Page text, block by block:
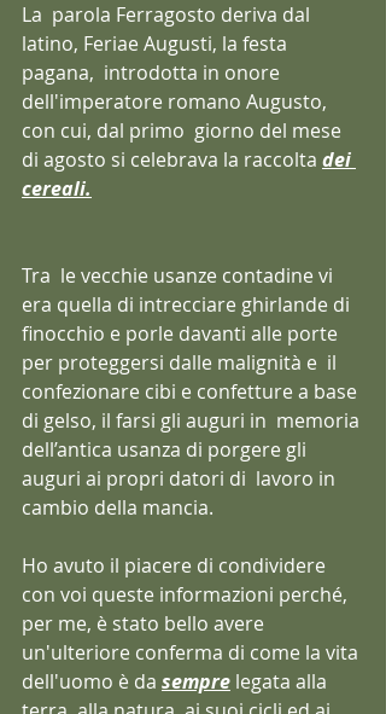
La  parola Ferragosto deriva dal
latino, Feriae Augusti, la festa
pagana,  introdotta in onore
dell'imperatore romano Augusto,
con cui, dal primo  giorno del mese
di agosto si celebrava la raccolta dei
cereali.
Tra  le vecchie usanze contadine vi
era quella di intrecciare ghirlande di
finocchio e porle davanti alle porte
per proteggersi dalle malignità e  il
confezionare cibi e confetture a base
di gelso, il farsi gli auguri in  memoria
dell’antica usanza di porgere gli
auguri ai propri datori di  lavoro in
cambio della mancia.
Ho avuto il piacere di condividere
con voi queste informazioni perché,
per me, è stato bello avere
un'ulteriore conferma di come la vita
dell'uomo è da sempre legata alla